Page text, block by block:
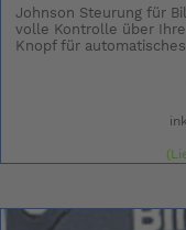
Johnson Steurung für
volle Kontrolle über
Knopf für automatisches